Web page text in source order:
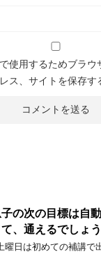
使用するためブラウ
ス、サイトを保存す
子の次の目標は自
て、通えるでしょ
曜日は初めての補講で